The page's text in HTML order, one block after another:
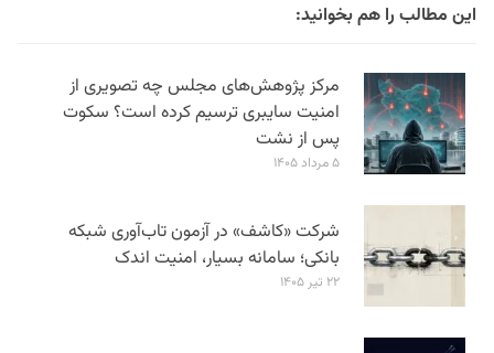
این مطالب را هم بخوانید:
مرکز پژوهش‌های مجلس چه تصویری از
امنیت سایبری ترسیم کرده است؟ سکوت
پس از نشت
۵ مرداد ۱۴۰۵
شرکت «کاشف» در آزمون تاب‌آوری شبکه
بانکی؛ سامانه‌ بسیار، امنیت اندک
۲۲ تیر ۱۴۰۵